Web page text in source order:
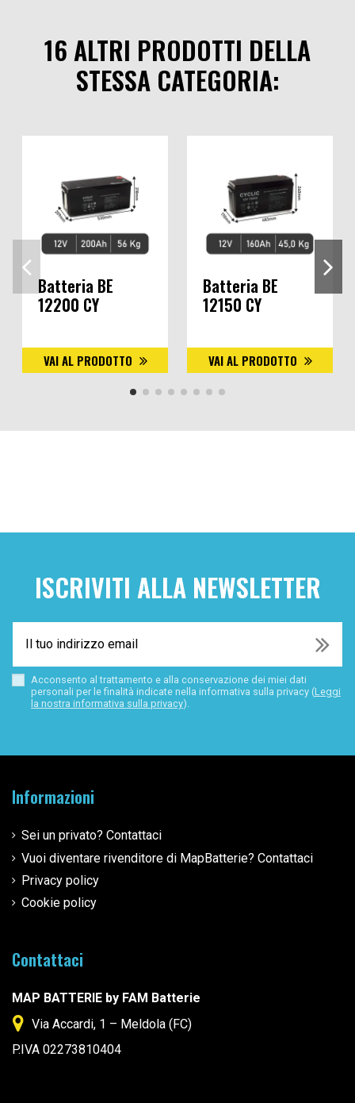
16 ALTRI PRODOTTI DELLA
STESSA CATEGORIA:
Batteria BE
12200 CY
VAI AL PRODOTTO
Batteria BE
12150 CY
VAI AL PRODOTTO
ISCRIVITI ALLA NEWSLETTER
Acconsento al trattamento e alla conservazione dei miei dati
personali per le finalità indicate nella informativa sulla privacy (Leggi
la nostra informativa sulla privacy).
Informazioni
Sei un privato? Contattaci
Vuoi diventare rivenditore di MapBatterie? Contattaci
Privacy policy
Cookie policy
Contattaci
MAP BATTERIE by FAM Batterie
Via Accardi, 1 – Meldola (FC)
P.IVA 02273810404